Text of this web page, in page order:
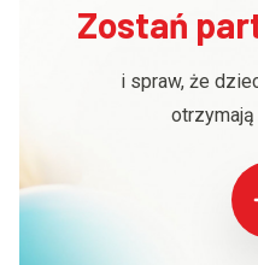
Zostań
i spraw, że
otrzymają